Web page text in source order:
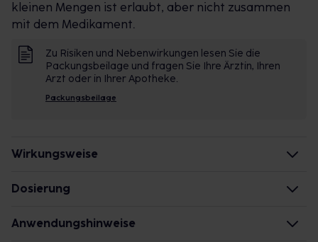
kleinen Mengen ist erlaubt, aber nicht zusammen
mit dem Medikament.
Zu Risiken und Nebenwirkungen lesen Sie die
Packungsbeilage und fragen Sie Ihre Ärztin, Ihren
Arzt oder in Ihrer Apotheke.
Packungsbeilage
Wirkungsweise
und entzündungshemmend zugleich. Der Arzneistoff
Dosierung
Einzel-/Gesamtdosis: 1 Tablette/1-3 mal täglich
Anwendungshinweise